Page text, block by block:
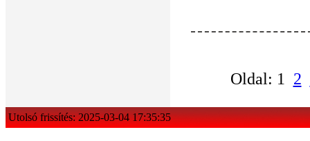
Oldal: 1 2
Utolsó frissítés: 2025-03-04 17:35:35